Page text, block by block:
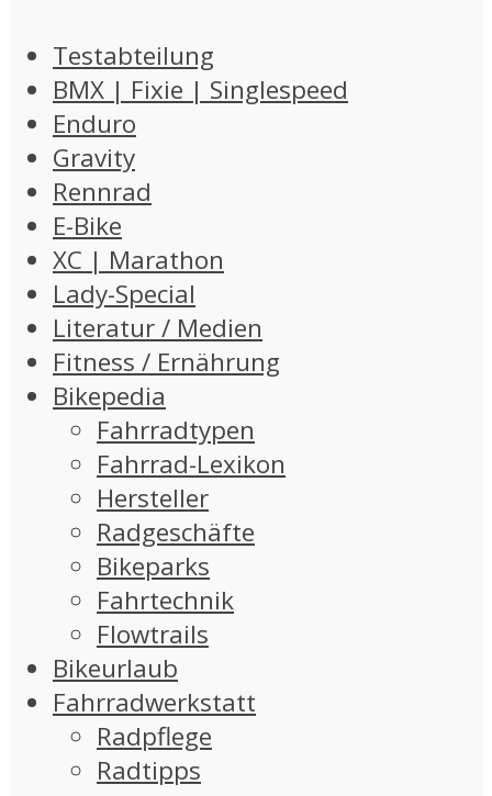
Testabteilung
BMX | Fixie | Singlespeed
Enduro
Gravity
Rennrad
E-Bike
XC | Marathon
Lady-Special
Literatur / Medien
Fitness / Ernährung
Bikepedia
Fahrradtypen
Fahrrad-Lexikon
Hersteller
Radgeschäfte
Bikeparks
Fahrtechnik
Flowtrails
Bikeurlaub
Fahrradwerkstatt
Radpflege
Radtipps